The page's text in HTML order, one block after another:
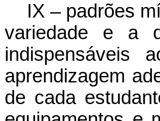
IX – padrões
variedade e a
indispensáveis
aprendizagem
de cada